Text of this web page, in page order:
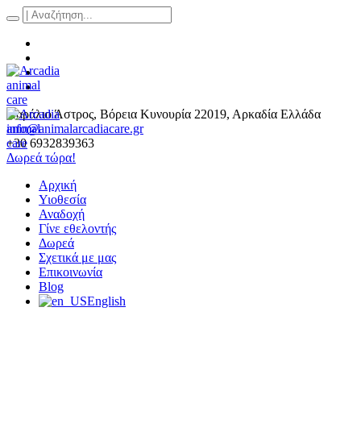
Παράλιο Άστρος, Βόρεια Κυνουρία 22019, Αρκαδία Ελλάδα
info@animalarcadiacare.gr
+30 6932839363
Δωρεά τώρα!
Αρχική
Υιοθεσία
Αναδοχή
Γίνε εθελοντής
Δωρεά
Σχετικά με μας
Επικοινωνία
Blog
English